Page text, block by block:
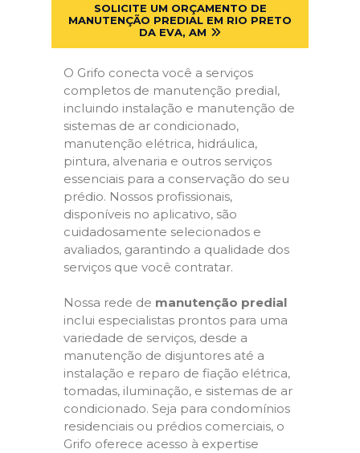
SOLICITE UM ORÇAMENTO DE
MANUTENÇÃO PREDIAL EM RIO PRETO
DA EVA, AM
O Grifo conecta você a serviços
completos de manutenção predial,
incluindo instalação e manutenção de
sistemas de ar condicionado,
manutenção elétrica, hidráulica,
pintura, alvenaria e outros serviços
essenciais para a conservação do seu
prédio. Nossos profissionais,
disponíveis no aplicativo, são
cuidadosamente selecionados e
avaliados, garantindo a qualidade dos
serviços que você contratar.
Nossa rede de manutenção predial
inclui especialistas prontos para uma
variedade de serviços, desde a
manutenção de disjuntores até a
instalação e reparo de fiação elétrica,
tomadas, iluminação, e sistemas de ar
condicionado. Seja para condomínios
residenciais ou prédios comerciais, o
Grifo oferece acesso à expertise